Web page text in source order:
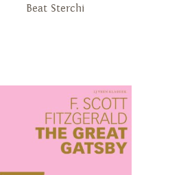
Beat Sterchi